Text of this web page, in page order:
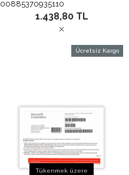
00885370935110
1.438,80 TL
Ücretsiz Kargo
Tükenmek üzere